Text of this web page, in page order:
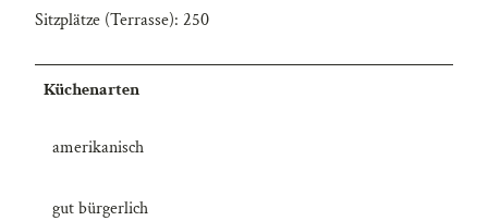
Sitzplätze (Terrasse): 250
Küchenarten
amerikanisch
gut bürgerlich